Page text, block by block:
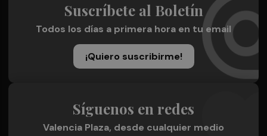
Suscríbete al Boletín
Todos los días a primera hora en tu email
¡Quiero suscribirme!
Síguenos en redes
Valencia Plaza, desde cualquier medio